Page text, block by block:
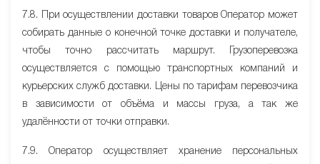
7.8. При осуществлении доставки товаров Оператор может
собирать данные о конечной точке доставки и получателе,
чтобы точно рассчитать маршрут. Грузоперевозка
осуществляется с помощью транспортных компаний и
курьерских служб доставки. Цены по тарифам перевозчика
в зависимости от объёма и массы груза, а так же
удалённости от точки отправки.
7.9. Оператор осуществляет хранение персональных